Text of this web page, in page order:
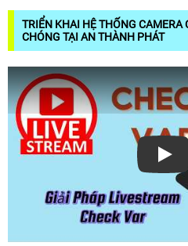
TRIỂN KHAI HỆ THỐNG CAMERA
CHÓNG TẠI AN THÀNH PHÁT
Xem